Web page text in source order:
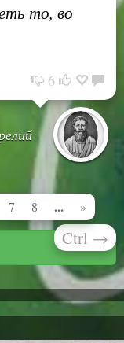
то, во
6
7 8 ... »
Ctrl →